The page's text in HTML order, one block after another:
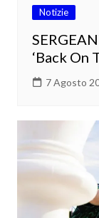
Notizie
‘Back On
7 Agosto